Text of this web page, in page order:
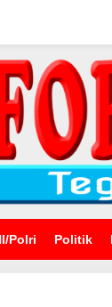
Polri Politik